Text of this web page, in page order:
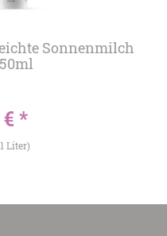
Sonnenmilch
*
Liter)